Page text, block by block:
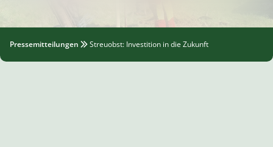
Pressemitteilungen Streuobst: Investition in die Zukunft